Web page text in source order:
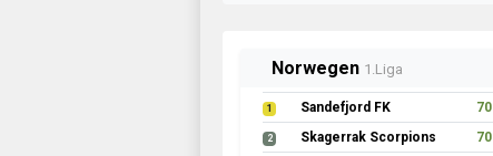
Norwegen 1.Liga
1 Sandefjord FK 70
2 Skagerrak Scorpions 70